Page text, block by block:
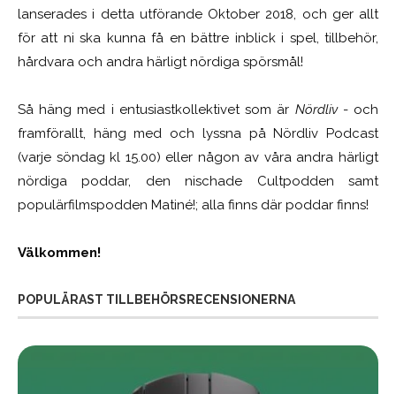
lanserades i detta utförande Oktober 2018, och ger allt
för att ni ska kunna få en bättre inblick i spel, tillbehör,
hårdvara och andra härligt nördiga spörsmål!
Så häng med i entusiastkollektivet som är Nördliv- och
framförallt, häng med och lyssna på Nördliv Podcast
(varje söndag kl 15.00) eller någon av våra andra härligt
nördiga poddar, den nischade Cultpodden samt
populärfilmspodden Matiné!; alla finns där poddar finns!
Välkommen!
POPULÄRAST TILLBEHÖRSRECENSIONERNA